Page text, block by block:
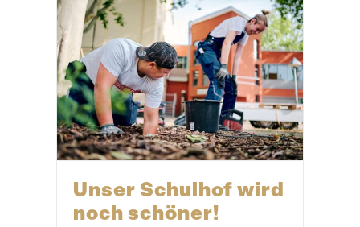
Unser Schulhof wird
noch schöner!